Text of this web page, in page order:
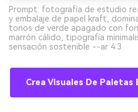
Prompt: fotografía de estudio
y embalaje de papel kraft,
tonos de verde apagado con
marrón cálido, tipografía
sensación sostenible --ar 4:3
Crea Visuales De Paletas